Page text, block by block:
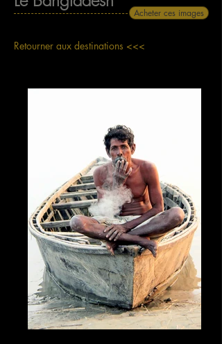
Acheter ces images
Retourner aux destinations <<<